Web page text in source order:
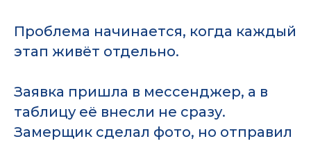
Проблема начинается, когда каждый
этап живёт отдельно.
Заявка пришла в мессенджер, а в
таблицу её внесли не сразу.
Замерщик сделал фото, но отправил